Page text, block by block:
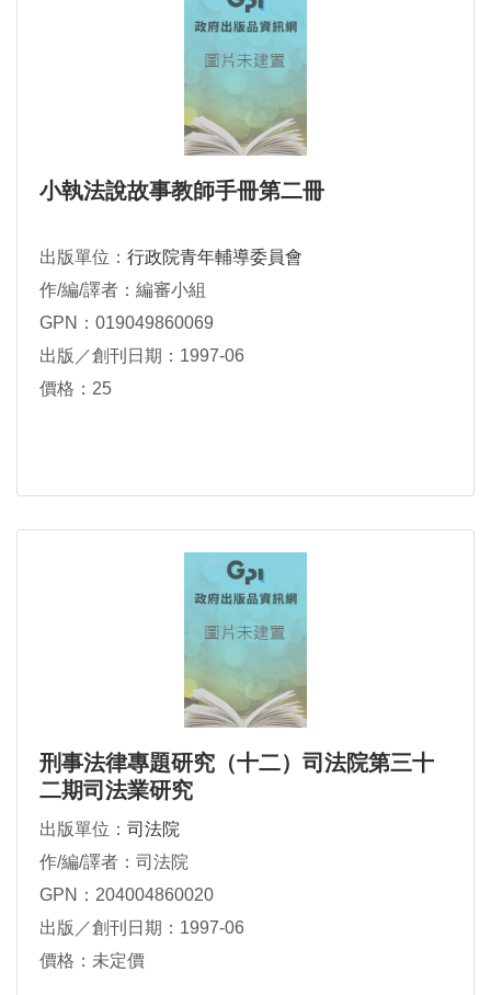
小執法說故事教師手冊第二冊
出版單位： 行政院青年輔導委員會
作/編/譯者：編審小組
GPN：019049860069
出版／創刊日期：1997-06
價格：25
刑事法律專題研究（十二）司法院第三十
二期司法業研究
出版單位： 司法院
作/編/譯者：司法院
GPN：204004860020
出版／創刊日期：1997-06
價格：未定價